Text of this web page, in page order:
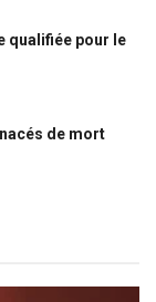
qualifiée pour le
de mort